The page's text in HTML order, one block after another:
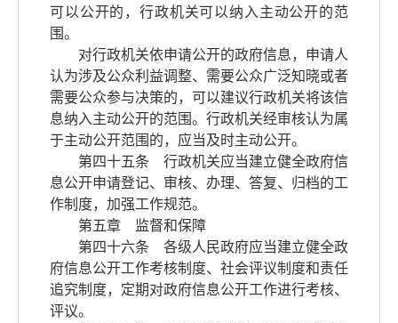
可以公开的，行政机关可以纳入主动公开的范
围。
对行政机关依申请公开的政府信息，申请人
认为涉及公众利益调整、需要公众广泛知晓或者
需要公众参与决策的，可以建议行政机关将该信
息纳入主动公开的范围。行政机关经审核认为属
于主动公开范围的，应当及时主动公开。
第四十五条 行政机关应当建立健全政府信
息公开申请登记、审核、办理、答复、归档的工
作制度，加强工作规范。
第五章 监督和保障
第四十六条 各级人民政府应当建立健全政
府信息公开工作考核制度、社会评议制度和责任
追究制度，定期对政府信息公开工作进行考核、
评议。